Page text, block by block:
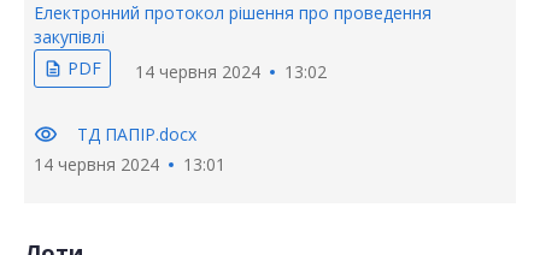
Електронний протокол рішення про проведення
закупівлі
description PDF 14 червня 2024 13:02
visibility
ТД ПАПІР.docx
14 червня 2024
13:01